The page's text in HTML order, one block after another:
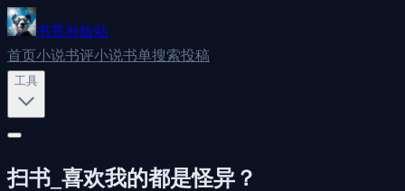
书荒补给站
首页小说书评小说书单搜索投稿
工具
扫书_喜欢我的都是怪异？